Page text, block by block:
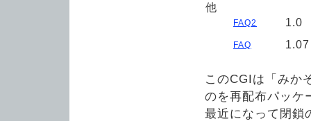
他
FAQ2 1.0
FAQ 1.07
このCGIは「みか
のを再配布パッケ
最近になって閉鎖